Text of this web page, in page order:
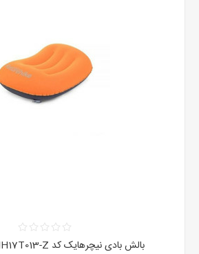
بالش بادی نیچرهایک کد NH17T013-Z رنگ نارنجی